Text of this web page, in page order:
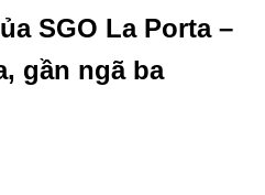
SGO La Porta –
gần ngã ba